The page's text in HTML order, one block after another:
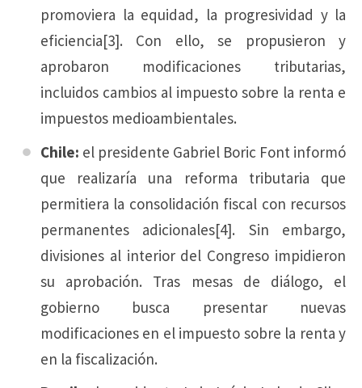
promoviera la equidad, la progresividad y la
eficiencia[3]. Con ello, se propusieron y
aprobaron modificaciones tributarias,
incluidos cambios al impuesto sobre la renta e
impuestos medioambientales.
Chile: el presidente Gabriel Boric Font informó
que realizaría una reforma tributaria que
permitiera la consolidación fiscal con recursos
permanentes adicionales[4]. Sin embargo,
divisiones al interior del Congreso impidieron
su aprobación. Tras mesas de diálogo, el
gobierno busca presentar nuevas
modificaciones en el impuesto sobre la renta y
en la fiscalización.